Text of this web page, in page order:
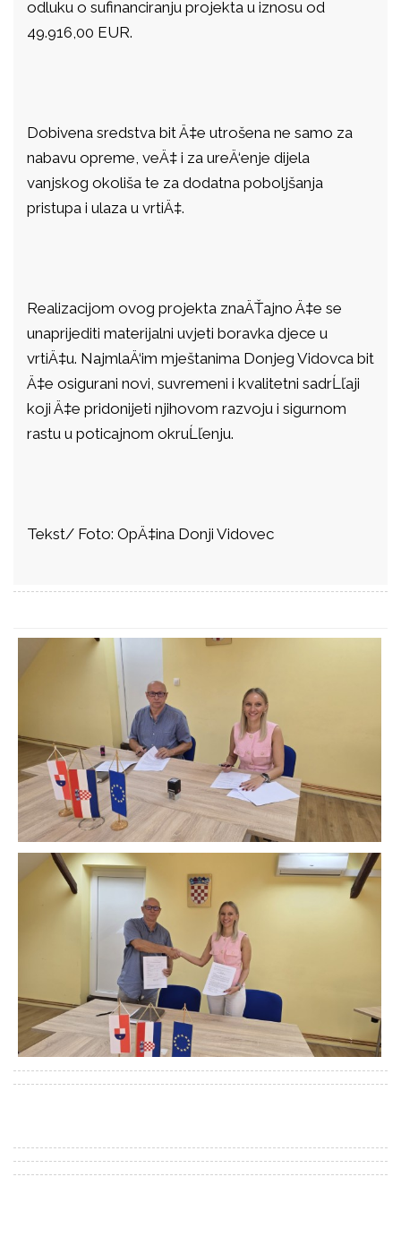
odluku o sufinanciranju projekta u iznosu od
49.916,00 EUR.
Dobivena sredstva bit Ä‡e utrošena ne samo za
nabavu opreme, veÄ‡ i za ureÄ‘enje dijela
vanjskog okoliša te za dodatna poboljšanja
pristupa i ulaza u vrtiÄ‡.
Realizacijom ovog projekta znaÄŤajno Ä‡e se
unaprijediti materijalni uvjeti boravka djece u
vrtiÄ‡u. NajmlaÄ‘im mještanima Donjeg Vidovca bit
Ä‡e osigurani novi, suvremeni i kvalitetni sadrĹľaji
koji Ä‡e pridonijeti njihovom razvoju i sigurnom
rastu u poticajnom okruĹľenju.
Tekst/ Foto: OpÄ‡ina Donji Vidovec